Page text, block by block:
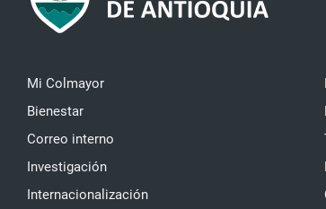
Mi Colmayor
Bienestar
Correo interno
Investigación
Internacionalización